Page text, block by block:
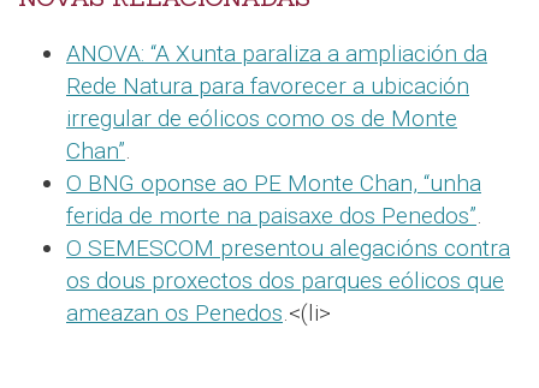
ANOVA: “A Xunta paraliza a ampliación da
Rede Natura para favorecer a ubicación
irregular de eólicos como os de Monte
Chan”.
O BNG oponse ao PE Monte Chan, “unha
ferida de morte na paisaxe dos Penedos”.
O SEMESCOM presentou alegacións contra
os dous proxectos dos parques eólicos que
ameazan os Penedos.<(li>